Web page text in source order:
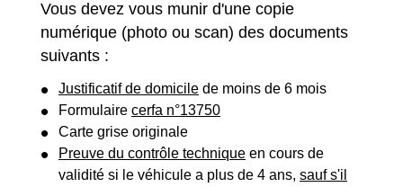
Vous devez vous munir d'une copie
numérique (photo ou scan) des documents
suivants :
Justificatif de domicile de moins de 6 mois
Formulaire cerfa n°13750
Carte grise originale
Preuve du contrôle technique en cours de
validité si le véhicule a plus de 4 ans, sauf s'il